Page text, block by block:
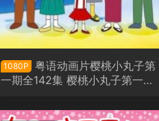
1080P
粤语动画片樱桃小丸子第
一期全142集 樱桃小丸子第一季